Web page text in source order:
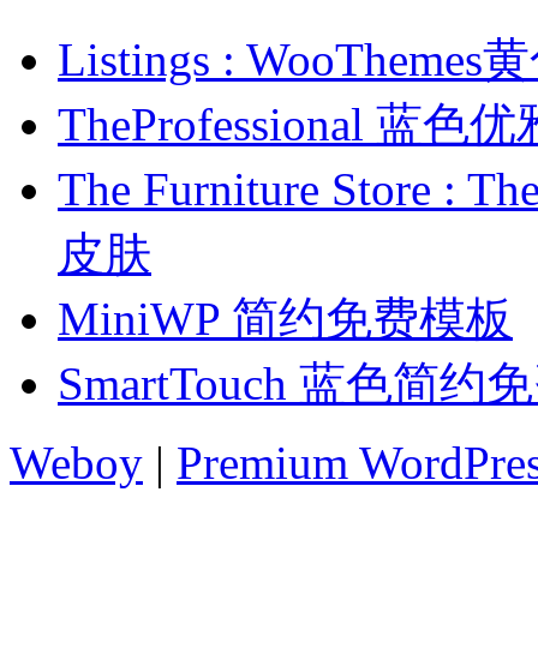
Listings : WooThemes
TheProfessional 蓝色
The Furniture Store :
皮肤
MiniWP 简约免费模板
SmartTouch 蓝色简约
Weboy | Premium